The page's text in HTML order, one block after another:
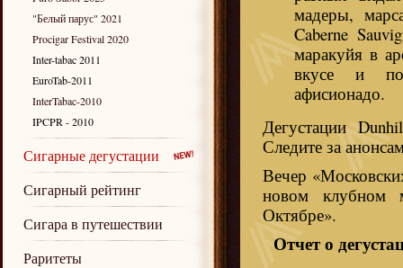
"Белый парус" 2021
Procigar Festival 2020
Inter-tabac 2011
EuroTab-2011
InterTabac-2010
IPCPR - 2010
Сигарные дегустации
Сигарный рейтинг
Сигара в путешествии
Раритеты
мадеры,
Caberne
маракуйя в
вкусе и
Дегустации
Следите за
Вечер
новом клубном
Октябре».
Отчет о